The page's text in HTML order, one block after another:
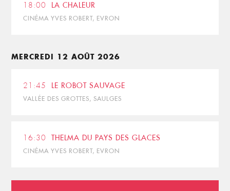
18:00 LA CHALEUR
CINÉMA YVES ROBERT, EVRON
MERCREDI 12 AOÛT 2026
21:45 LE ROBOT SAUVAGE
VALLÉE DES GROTTES, SAULGES
16:30 THELMA DU PAYS DES GLACES
CINÉMA YVES ROBERT, EVRON